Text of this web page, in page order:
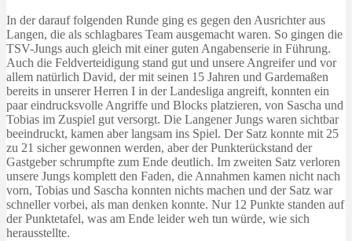
In der darauf folgenden Runde ging es gegen den Ausrichter aus
Langen, die als schlagbares Team ausgemacht waren. So gingen die
TSV-Jungs auch gleich mit einer guten Angabenserie in Führung.
Auch die Feldverteidigung stand gut und unsere Angreifer und vor
allem natürlich David, der mit seinen 15 Jahren und Gardemaßen
bereits in unserer Herren I in der Landesliga angreift, konnten ein
paar eindrucksvolle Angriffe und Blocks platzieren, von Sascha und
Tobias im Zuspiel gut versorgt. Die Langener Jungs waren sichtbar
beeindruckt, kamen aber langsam ins Spiel. Der Satz konnte mit 25
zu 21 sicher gewonnen werden, aber der Punkterückstand der
Gastgeber schrumpfte zum Ende deutlich. Im zweiten Satz verloren
unsere Jungs komplett den Faden, die Annahmen kamen nicht nach
vorn, Tobias und Sascha konnten nichts machen und der Satz war
schneller vorbei, als man denken konnte. Nur 12 Punkte standen auf
der Punktetafel, was am Ende leider weh tun würde, wie sich
herausstellte.